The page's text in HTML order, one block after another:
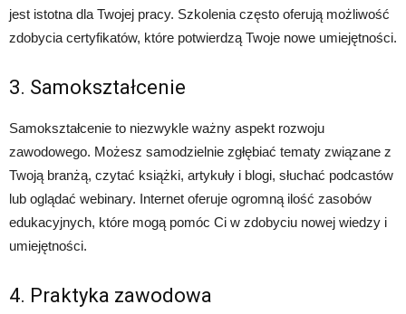
jest istotna dla Twojej pracy. Szkolenia często oferują możliwość
zdobycia certyfikatów, które potwierdzą Twoje nowe umiejętności.
3. Samokształcenie
Samokształcenie to niezwykle ważny aspekt rozwoju
zawodowego. Możesz samodzielnie zgłębiać tematy związane z
Twoją branżą, czytać książki, artykuły i blogi, słuchać podcastów
lub oglądać webinary. Internet oferuje ogromną ilość zasobów
edukacyjnych, które mogą pomóc Ci w zdobyciu nowej wiedzy i
umiejętności.
4. Praktyka zawodowa